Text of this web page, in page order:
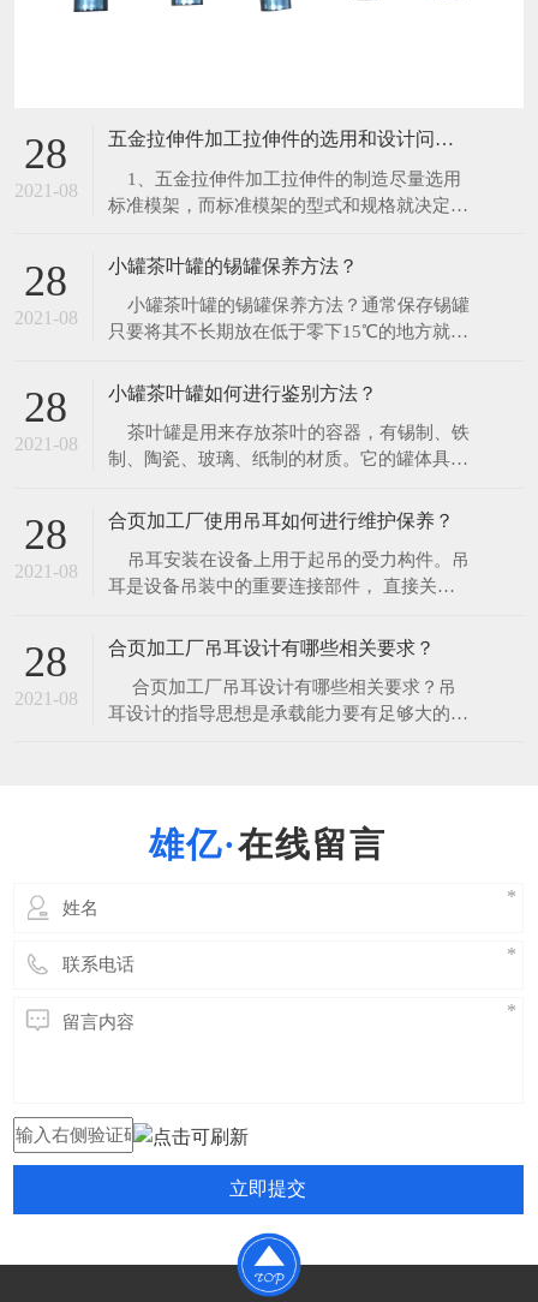
28
2021-08
五金拉伸件加工拉伸件的选用和设计问题分析？
​ 1、五金拉伸件加工拉伸件的制造尽量选用
标准模架，而标准模架的型式和规格就决定了
模座，则圆形模座的直径应比凹模板直径大
大40~70mm，其宽度可以略大或等于凹模板
的宽度。 &n
28
2021-08
小罐茶叶罐的锡罐保养方法？
​ 小罐茶叶罐的锡罐保养方法？通常保存锡罐
只要将其不长期放在低于零下15℃的地方就可
观赏，让它柔和圆润的色泽展现它的自然魅
力；也可以将其用于日常生活中。由于锡罐并
非镀在任何材质之上，杜绝了表层脱落的烦
恼，只需简单的保养就能保持锡罐原有
28
2021-08
小罐茶叶罐如何进行鉴别方法？
​ 茶叶罐是用来存放茶叶的容器，有锡制、铁
制、陶瓷、玻璃、纸制的材质。它的罐体具有
色处理，形成各种图纹，尽显高雅大方。是实
用和收藏的生活用品，更是您馈赠亲朋好友好
的选择。那么小罐茶叶罐如何进行鉴别方
法？ 1、
28
2021-08
合页加工厂使用吊耳如何进行维护保养？
​ 吊耳安装在设备上用于起吊的受力构件。吊
耳是设备吊装中的重要连接部件， 直接关系
品中，吊耳是提升运输作业里不可缺少的部
件，它是主要的吊点结构，因此要求有很好的
承重能力和稳定性，它能够被值得依赖，是因
为它的吊耳质量好，不易变形，耐腐蚀
28
2021-08
合页加工厂吊耳设计有哪些相关要求？
​ 合页加工厂吊耳设计有哪些相关要求？吊
耳设计的指导思想是承载能力要有足够大的余
吊耳本身强度等相关的力在线留言
立即提交